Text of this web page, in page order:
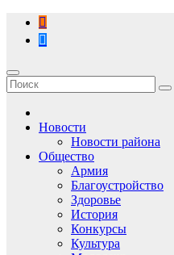
Перейти
содержимому
Новости
Новости района
Общество
Армия
Благоустройство
Здоровье
История
Конкурсы
Культура